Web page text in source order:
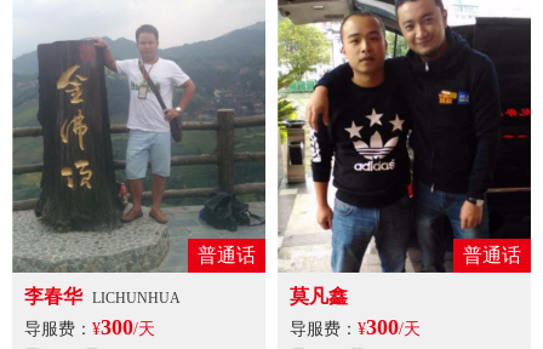
普通话
李春华 LICHUNHUA
导服费： ¥300/天
普通话
莫凡鑫
导服费： ¥300/天